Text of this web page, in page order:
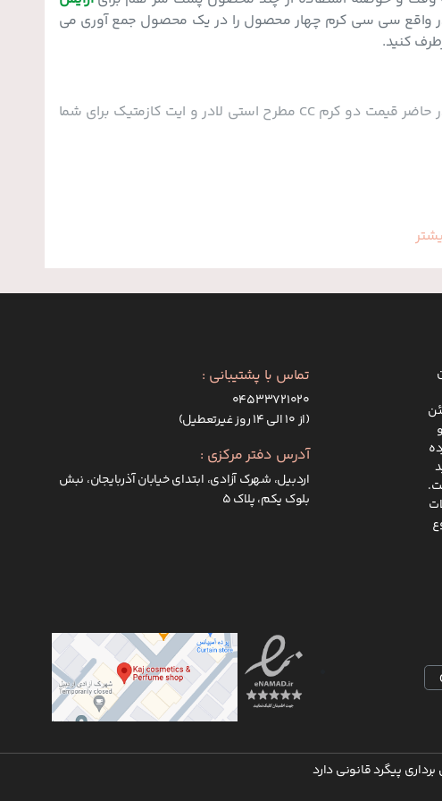
در واقع سی سی کرم چهار محصول را در یک محصول جمع آوری می
قیمت سی سی کرم با توجه به برند و ترکیبات سازنده آن متفاوت است. در حاضر قیمت دو کرم CC مطرح استی لادر و ایت کازمتیک برای شما
تماس با پشتیبانی :
۰۴۵۳۳۷۲۱۰۲۰
(از ۱۰ الی ۱۴ روز غیرتعطیل)
آدرس دفتر مرکزی :
اردبیل، شهرک آزادی، ابتدای خیابان آذربایجان، نبش
بلوک یکم، پلاک 5
پیگرد قانونی دارد